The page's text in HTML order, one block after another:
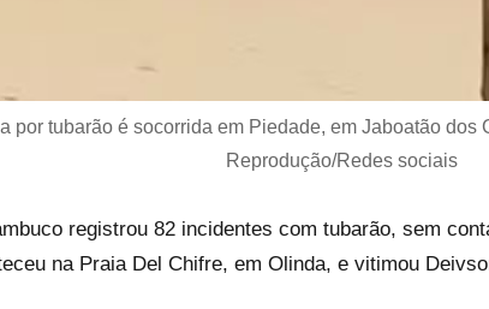
por tubarão é socorrida em Piedade, em Jaboatão
Reprodução/Redes sociais
registrou 82 incidentes com tubarão, sem
na Praia Del Chifre, em Olinda, e vitimou